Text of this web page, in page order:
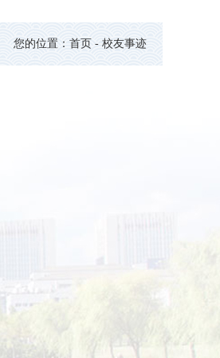
您的位置：首页 - 校友事迹